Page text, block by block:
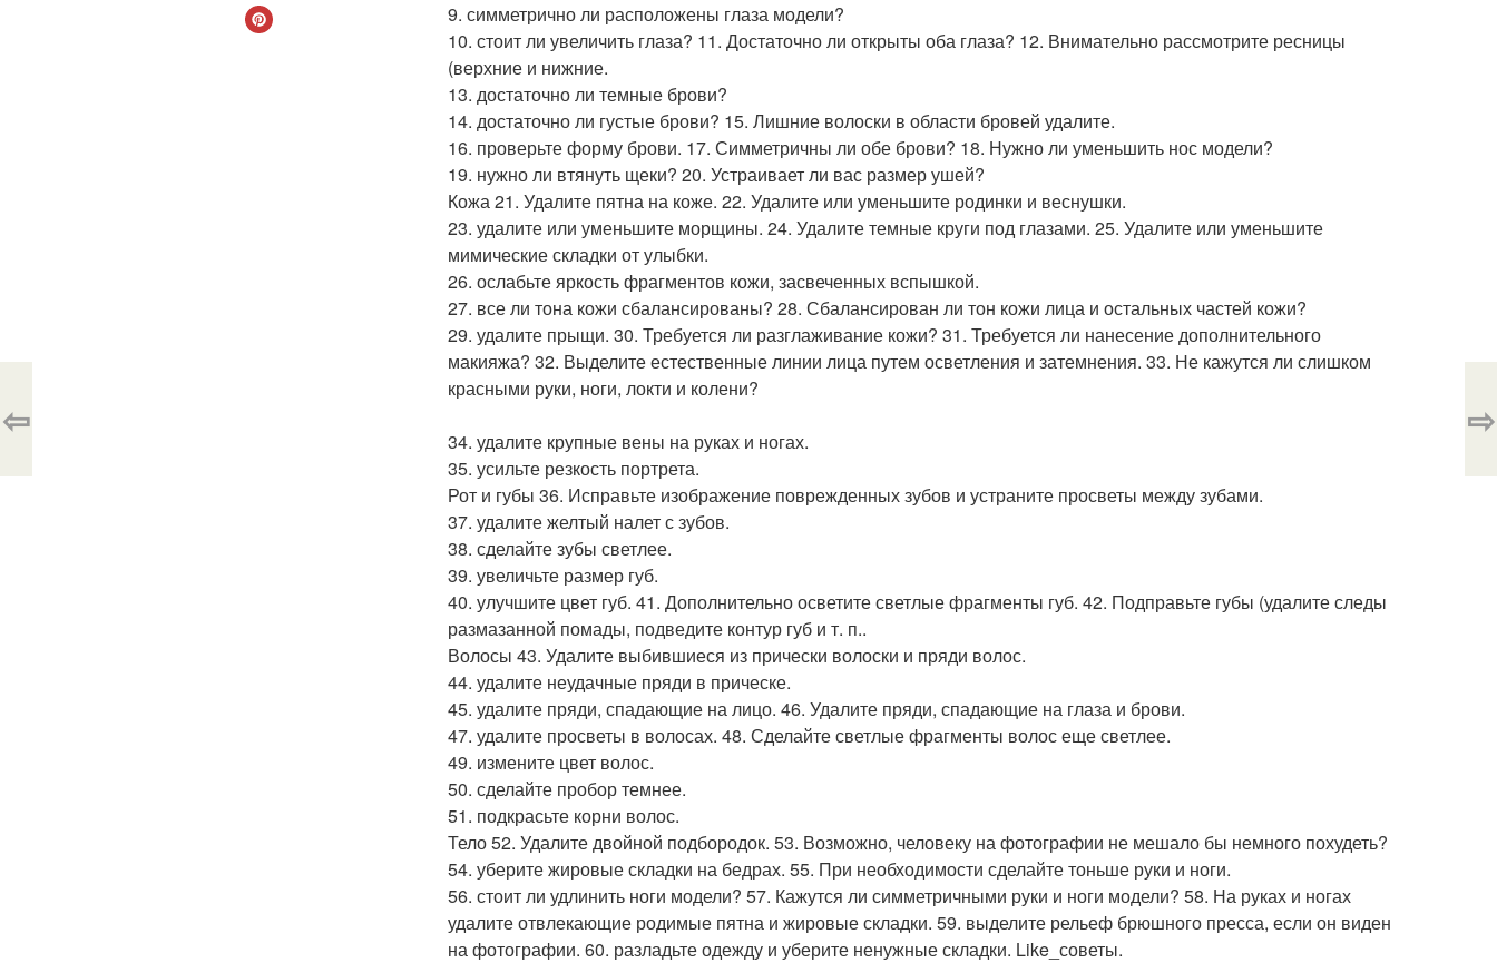
9. симметрично ли расположены глаза модели?
10. стоит ли увеличить глаза? 11. Достаточно ли открыты оба глаза? 12. Внимательно рассмотрите ресницы
(верхние и нижние.
13. достаточно ли темные брови?
14. достаточно ли густые брови? 15. Лишние волоски в области бровей удалите.
16. проверьте форму брови. 17. Симметричны ли обе брови? 18. Нужно ли уменьшить нос модели?
19. нужно ли втянуть щеки? 20. Устраивает ли вас размер ушей?
Кожа 21. Удалите пятна на коже. 22. Удалите или уменьшите родинки и веснушки.
23. удалите или уменьшите морщины. 24. Удалите темные круги под глазами. 25. Удалите или уменьшите
мимические складки от улыбки.
26. ослабьте яркость фрагментов кожи, засвеченных вспышкой.
27. все ли тона кожи сбалансированы? 28. Сбалансирован ли тон кожи лица и остальных частей кожи?
29. удалите прыщи. 30. Требуется ли разглаживание кожи? 31. Требуется ли нанесение дополнительного
макияжа? 32. Выделите естественные линии лица путем осветления и затемнения. 33. Не кажутся ли слишком
красными руки, ноги, локти и колени?
34. удалите крупные вены на руках и ногах.
35. усильте резкость портрета.
Рот и губы 36. Исправьте изображение поврежденных зубов и устраните просветы между зубами.
37. удалите желтый налет с зубов.
38. сделайте зубы светлее.
39. увеличьте размер губ.
40. улучшите цвет губ. 41. Дополнительно осветите светлые фрагменты губ. 42. Подправьте губы (удалите следы
размазанной помады, подведите контур губ и т. п..
Волосы 43. Удалите выбившиеся из прически волоски и пряди волос.
44. удалите неудачные пряди в прическе.
45. удалите пряди, спадающие на лицо. 46. Удалите пряди, спадающие на глаза и брови.
47. удалите просветы в волосах. 48. Сделайте светлые фрагменты волос еще светлее.
49. измените цвет волос.
50. сделайте пробор темнее.
51. подкрасьте корни волос.
Тело 52. Удалите двойной подбородок. 53. Возможно, человеку на фотографии не мешало бы немного похудеть?
54. уберите жировые складки на бедрах. 55. При необходимости сделайте тоньше руки и ноги.
56. стоит ли удлинить ноги модели? 57. Кажутся ли симметричными руки и ноги модели? 58. На руках и ногах
удалите отвлекающие родимые пятна и жировые складки. 59. выделите рельеф брюшного пресса, если он виден
на фотографии. 60. разладьте одежду и уберите ненужные складки. Like_советы.
⇦ ⇨